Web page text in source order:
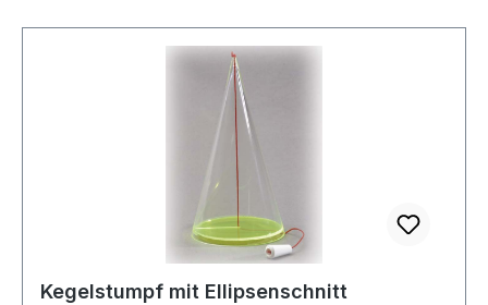
Kegelstumpf mit Ellipsenschnitt